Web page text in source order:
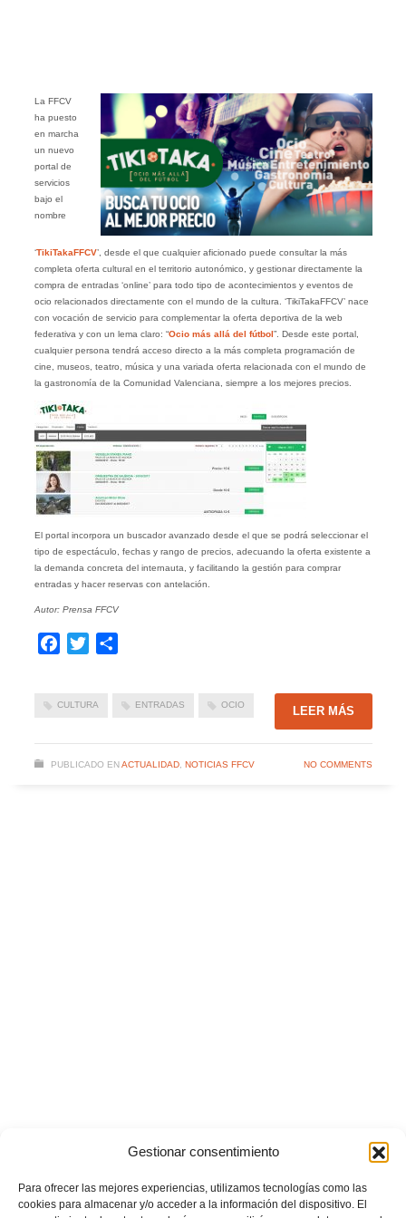
Gestionar consentimiento
Para ofrecer las mejores experiencias, utilizamos tecnologías como las
cookies para almacenar y/o acceder a la información del dispositivo. El
La FFCV
ha puesto
en marcha
un nuevo
portal de
servicios
bajo el
nombre
‘TikiTakaFFCV’, desde el que cualquier aficionado puede consultar la más
completa oferta cultural en el territorio autonómico, y gestionar directamente la
compra de entradas ‘online’ para todo tipo de acontecimientos y eventos de
ocio relacionados directamente con el mundo de la cultura. ‘TikiTakaFFCV’ nace
con vocación de servicio para complementar la oferta deportiva de la web
federativa y con un lema claro: “Ocio más allá del fútbol”. Desde este portal,
cualquier persona tendrá acceso directo a la más completa programación de
cine, museos, teatro, música y una variada oferta relacionada con el mundo de
la gastronomía de la Comunidad Valenciana, siempre a los mejores precios.
El portal incorpora un buscador avanzado desde el que se podrá seleccionar el
tipo de espectáculo, fechas y rango de precios, adecuando la oferta existente a
la demanda concreta del internauta, y facilitando la gestión para comprar
entradas y hacer reservas con antelación.
Autor: Prensa FFCV
Facebook
Twitter
CULTURA ENTRADAS OCIO LEER MÁS
PUBLICADO EN ACTUALIDAD, NOTICIAS FFCV NO COMMENTS